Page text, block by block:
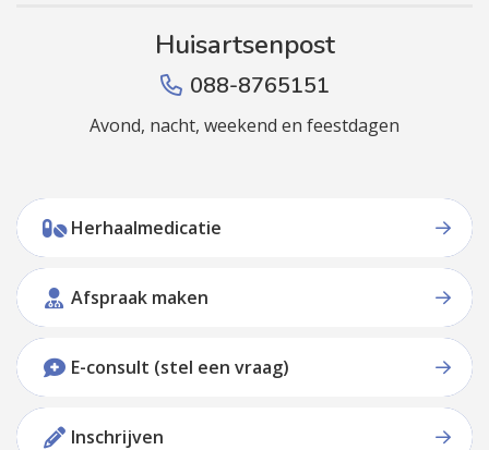
Huisartsenpost
088-8765151
Avond, nacht, weekend en feestdagen
Herhaalmedicatie
Afspraak maken
E-consult (stel een vraag)
Inschrijven